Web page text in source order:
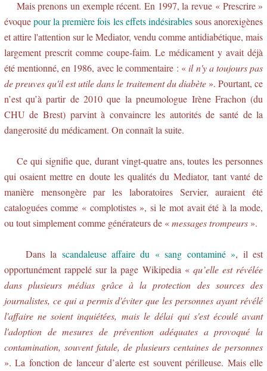
Mais prenons un exemple récent. En 1997, la revue « Prescrire »
évoquepour la première fois les effets indésirablessous anorexigènes
et attire l'attention sur le Mediator, vendu comme antidiabétique, mais
largement prescrit comme coupe-faim. Le médicament y avait déjà
été mentionné, en 1986, avec le commentaire : « il n'y a toujours pas
de preuves qu'il est utile dans le traitement du diabète». Pourtant, ce
n’est qu’à partir de 2010 que la pneumologue Irène Frachon (du
CHU de Brest) parvint à convaincre les autorités de santé de la
dangerosité du médicament. On connaît la suite.
Ce qui signifie que, durant vingt-quatre ans, toutes les personnes
qui osaient mettre en doute les qualités du Mediator, tant vanté de
manière mensongère par les laboratoires Servier, auraient été
cataloguées comme « complotistes », si le mot avait été à la mode,
ou tout simplement comme générateurs de «messages trompeurs».
Dans la scandaleuse affaire du « sang contaminé », il est
opportunément rappelé sur la page Wikipedia « qu’elle est révélée
dans plusieurs médias grâce à la protection des sources des
journalistes, ce qui a permis d'éviter que les personnes ayant révélé
l'affaire ne soient inquiétées, mais le délai qui s'est écoulé avant
l'adoption de mesures de prévention adéquates a provoqué la
contamination, souvent fatale, de plusieurs centaines de personnes
». La fonction de lanceur d’alerte est souvent périlleuse. Mais elle